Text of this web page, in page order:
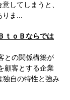
してしまうと、
ま...
ｔｏＢならでは
との関係構築が
顧客とする企業
独自の特性と強み